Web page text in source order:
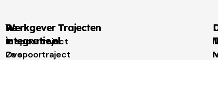
Re-
integratie.nl
Over
Werkgever Trajecten
1e spoortraject
2e spoortraject